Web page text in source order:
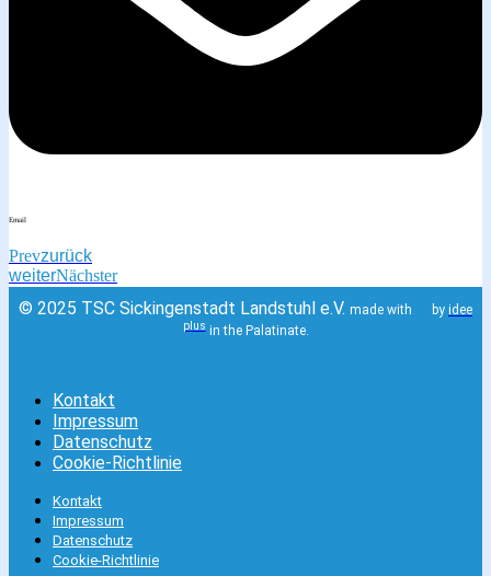
Email
Prevzurück
weiterNächster
© 2025 TSC Sickingenstadt Landstuhl e.V. made with by idee
plusin the Palatinate.
Kontakt
Impressum
Datenschutz
Cookie-Richtlinie
Kontakt
Impressum
Datenschutz
Cookie-Richtlinie